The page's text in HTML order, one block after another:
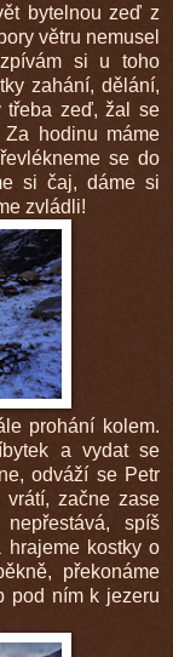
bytelnou zeď z
větru nemusel
si u toho
zahání, dělání,
třeba zeď, žal se
hodinu máme
se do
si čaj, dáme si
zvládli!
prohání kolem.
a vydat se
odváží se Petr
začne zase
spíš
hrajeme kostky o
překonáme
pod ním k jezeru